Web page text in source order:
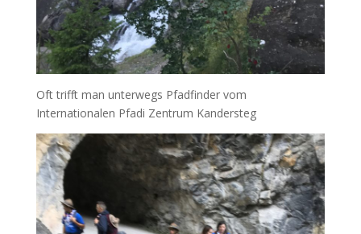
Oft trifft man unterwegs Pfadfinder vom
Internationalen Pfadi Zentrum Kandersteg